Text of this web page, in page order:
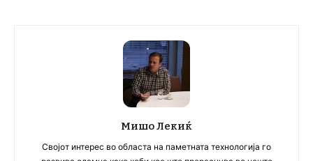
Мишо Лекиќ
Својот интерес во областа на паметната технологија го